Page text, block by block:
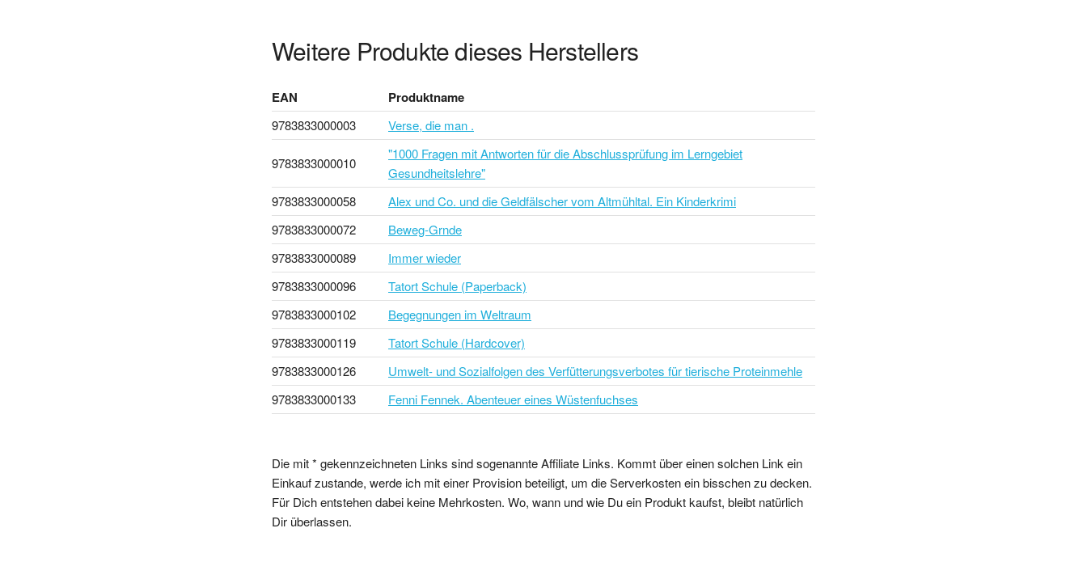
Weitere Produkte dieses Herstellers
EAN Produktname
9783833000003 Verse, die man .
9783833000010
"1000 Fragen mit Antworten für die Abschlussprüfung im Lerngebiet
Gesundheitslehre"
9783833000058
Alex und Co. und die Geldfälscher vom Altmühltal. Ein Kinderkrimi
9783833000072
Beweg-Grnde
9783833000089
Immer wieder
9783833000096
Tatort Schule (Paperback)
9783833000102
Begegnungen im Weltraum
9783833000119
Tatort Schule (Hardcover)
9783833000126
Umwelt- und Sozialfolgen des Verfütterungsverbotes für tierische Proteinmehle
9783833000133
Fenni Fennek. Abenteuer eines Wüstenfuchses
Die mit * gekennzeichneten Links sind sogenannte Affiliate Links. Kommt über einen solchen Link ein
Einkauf zustande, werde ich mit einer Provision beteiligt, um die Serverkosten ein bisschen zu decken.
Für Dich entstehen dabei keine Mehrkosten. Wo, wann und wie Du ein Produkt kaufst, bleibt natürlich
Dir überlassen.